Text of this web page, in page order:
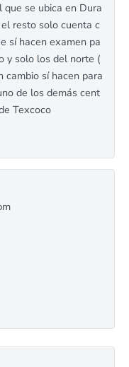
se ubica en Dura
resto solo cuenta c
sí hacen examen pa
y solo los del norte (
cambio sí hacen para
de los demás cent
Texcoco